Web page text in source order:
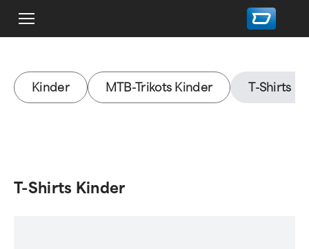
Kinder MTB-Trikots Kinder T-Shirts
T-Shirts Kinder